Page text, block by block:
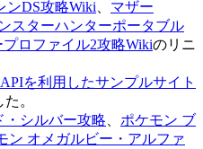
ンDS攻略Wiki
マザー
スターハンターポータブル
ロファイル2攻略Wikiのリニ
を利用したサンプルサイト
。
・シルバー攻略
ポケモン ブ
ン オメガルビー・アルファ